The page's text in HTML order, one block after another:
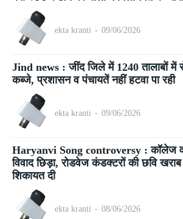
ekta kranti - 09/06/2026
Jind news : जींद जिले में 1240 तालाबों
कब्जे, प्रशासन व पंचायतें नहीं हटवा पा रही
ekta kranti - 09/06/2026
Haryanvi Song controversy : कॉलेज
विवाद छिड़ा, रोडवेज कंडक्टरों की छवि
शिकायत दी
ekta kranti - 08/06/2026